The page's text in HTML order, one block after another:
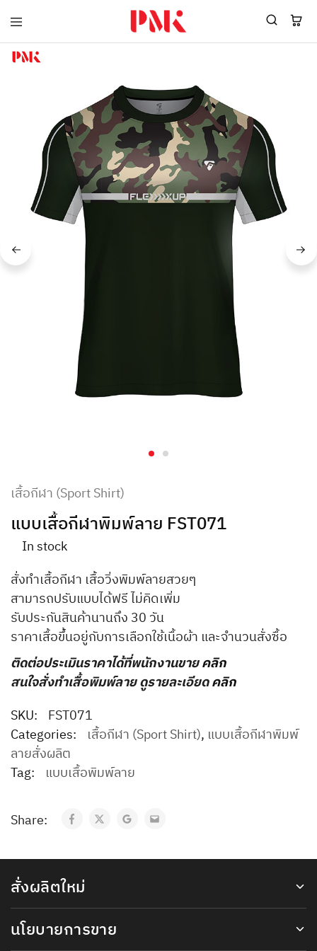
PMK
สินค้า
สร้าง
แบรนด์
เสื้อ
โปโล
ยูนิฟอร์ม
พร้อม
โลโก้
ผู้
ยูนิฟอร์ม
บริษัท
มาตรฐาน
ISO9001
และ
อุตสาหกรรม
สี
เขียว
ระดับ
ที่2
เสื้อกีฬา (Sport Shirt)
แบบเสื้อกีฬาพิมพ์ลาย FST071
In stock
สั่งทำเสื้อกีฬา เสื้อวิ่งพิมพ์ลายสวยๆ
สามารถปรับแบบได้ฟรี ไม่คิดเพิ่ม
รับประกันสินค้านานถึง 30 วัน
ราคาเสื้อขึ้นอยู่กับการเลือกใช้เนื้อผ้า และจำนวนสั่งซื้อ
ติดต่อประเมินราคาได้ที่พนักงานขายคลิก
สนใจสั่งทำเสื้อพิมพ์ลาย ดูรายละเอียดคลิก
SKU: FST071
Categories: เสื้อกีฬา (Sport Shirt), แบบเสื้อกีฬาพิมพ์
ลายสั่งผลิต
Tag: แบบเสื้อพิมพ์ลาย
Share:
สั่งผลิตใหม่
นโยบายการขาย